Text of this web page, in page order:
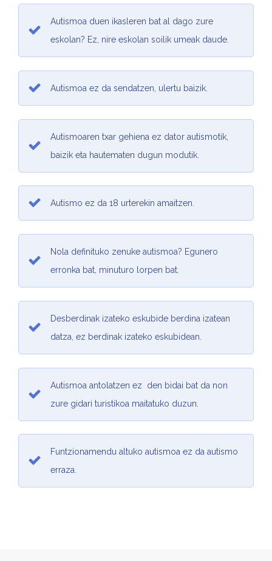
Autismoa duen ikasleren bat al dago zure
eskolan? Ez, nire eskolan soilik umeak daude.
Autismoa ez da sendatzen, ulertu baizik.
Autismoaren txar gehiena ez dator autismotik,
baizik eta hautematen dugun modutik.
Autismo ez da 18 urterekin amaitzen.
Nola definituko zenuke autismoa? Egunero
erronka bat, minuturo lorpen bat.
Desberdinak izateko eskubide berdina izatean
datza, ez berdinak izateko eskubidean.
Autismoa antolatzen ez den bidai bat da non
zure gidari turistikoa maitatuko duzun.
Funtzionamendu altuko autismoa ez da autismo
erraza.